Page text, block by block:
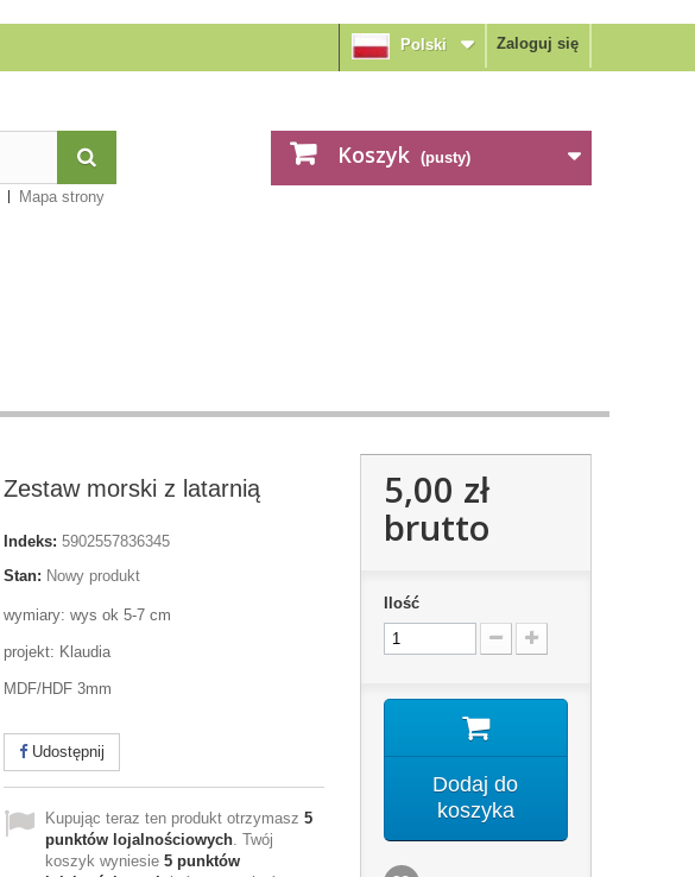
Zaloguj się
Polski
Koszyk (pusty)
Mapa strony
Zestaw morski z latarnią
Indeks: 5902557836345
Stan: Nowy produkt
wymiary: wys ok 5-7 cm
projekt: Klaudia
MDF/HDF 3mm
Udostępnij
Kupując teraz ten produkt otrzymasz 5
punktów lojalnościowych. Twój
koszyk wyniesie 5 punktów
5,00 zł
brutto
Ilość
Dodaj do
koszyka